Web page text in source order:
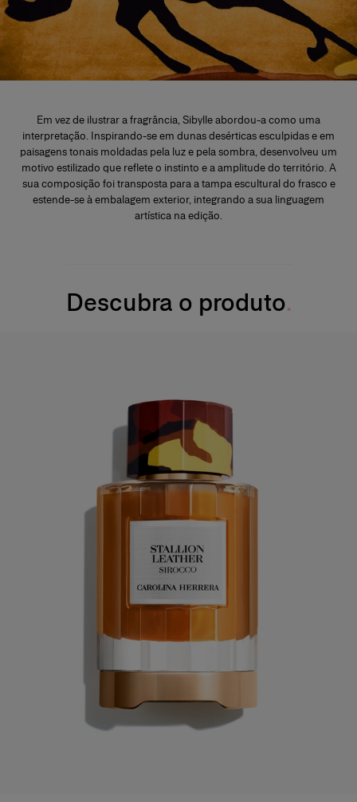
Em vez de ilustrar a fragrância, Sibylle abordou-a como uma
interpretação. Inspirando-se em dunas desérticas esculpidas e em
paisagens tonais moldadas pela luz e pela sombra, desenvolveu um
motivo estilizado que reflete o instinto e a amplitude do território. A
sua composição foi transposta para a tampa escultural do frasco e
estende-se à embalagem exterior, integrando a sua linguagem
artística na edição.
Descubra o produto